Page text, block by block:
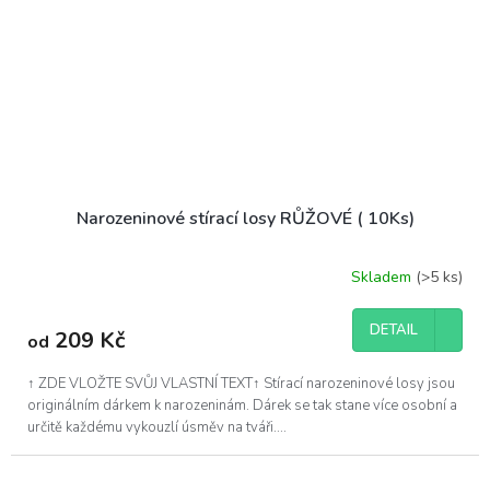
Narozeninové stírací losy RŮŽOVÉ ( 10Ks)
Skladem (>5 ks)
od 209 Kč DETAIL
↑ ZDE VLOŽTE SVŮJ VLASTNÍ TEXT↑ Stírací narozeninové losy jsou
originálním dárkem k narozeninám. Dárek se tak stane více osobní a
určitě každému vykouzlí úsměv na tváři....